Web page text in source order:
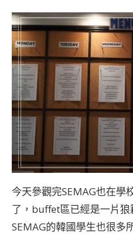
今天參觀完SEMAG也在學
了，buffet區已經是一片
SEMAG的韓國學生也很多